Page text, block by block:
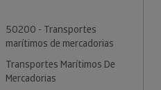
50200 - Transportes
marítimos de mercadorias
Transportes Marítimos De
Mercadorias